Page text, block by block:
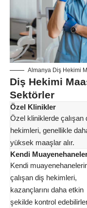
Almanya Diş Hekimi
Diş Hekimi
Sektörler
Özel Klinikler
Özel kliniklerde çalışan
hekimleri, genellikle
yüksek maaşlar alır.
Kendi
Kendi
çalışan diş hekimleri,
kazançlarını daha etkin
şekilde kontrol